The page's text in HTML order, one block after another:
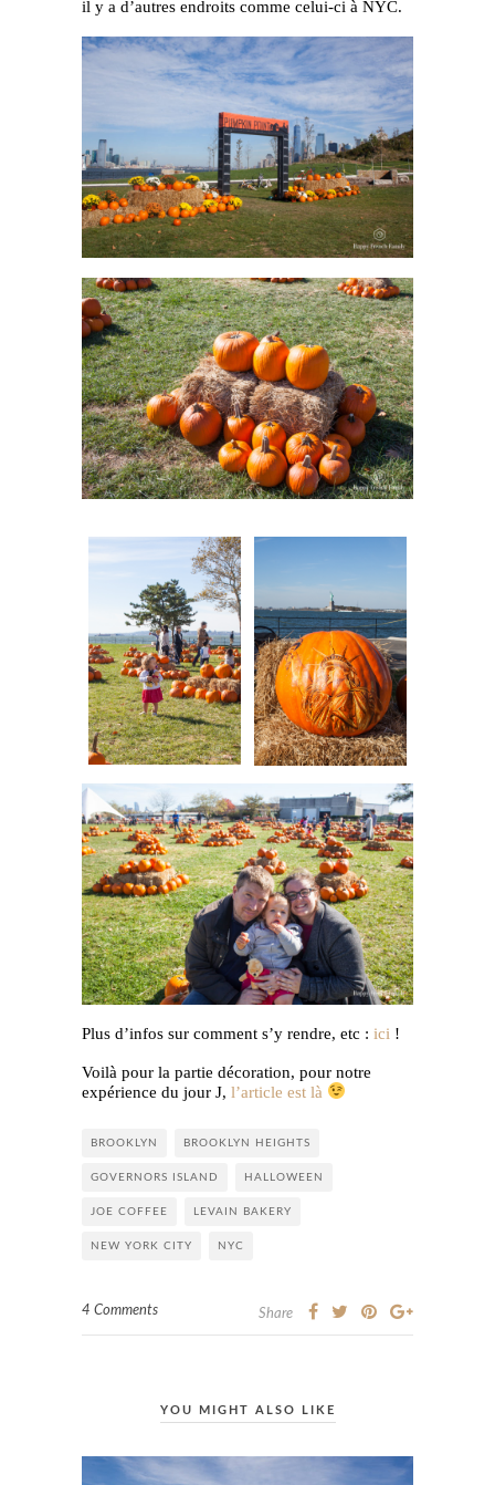
il y a d’autres endroits comme celui-ci à NYC.
Plus d’infos sur comment s’y rendre, etc : ici !
Voilà pour la partie décoration, pour notre
expérience du jour J, l’article est là
BROOKLYN BROOKLYN HEIGHTS
GOVERNORS ISLAND HALLOWEEN
JOE COFFEE LEVAIN BAKERY
NEW YORK CITY NYC
4 Comments Share
YOU MIGHT ALSO LIKE